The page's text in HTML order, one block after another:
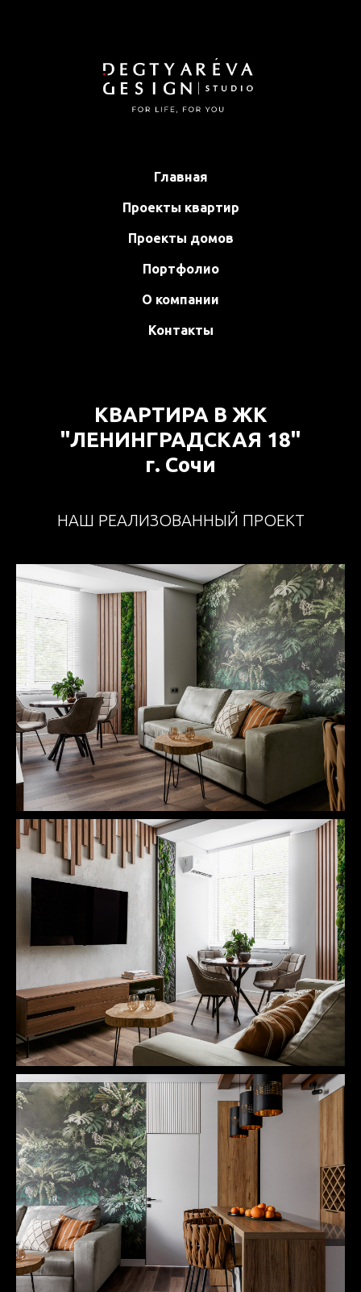
Главная
Проекты квартир
Проекты домов
Портфолио
О компании
Контакты
КВАРТИРА В ЖК
"ЛЕНИНГРАДСКАЯ 18"
г. Сочи
НАШ РЕАЛИЗОВАННЫЙ ПРОЕКТ